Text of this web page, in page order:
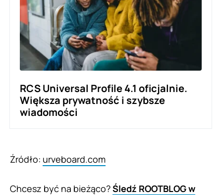
RCS Universal Profile 4.1 oficjalnie.
Większa prywatność i szybsze
wiadomości
Źródło: urveboard.com
Chcesz być na bieżąco?Śledź ROOTBLOG w